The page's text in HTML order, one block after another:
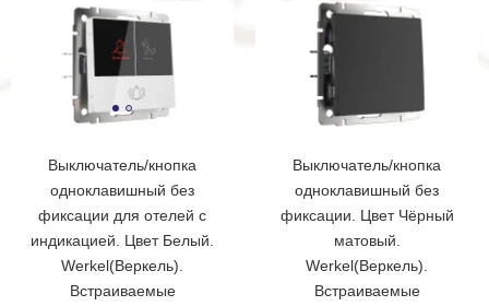
Выключатель/кнопка
одноклавишный без
фиксации для отелей с
индикацией. Цвет Белый.
Werkel(Веркель).
Встраиваемые
Выключатель/кнопка
одноклавишный без
фиксации. Цвет Чёрный
матовый.
Werkel(Веркель).
Встраиваемые